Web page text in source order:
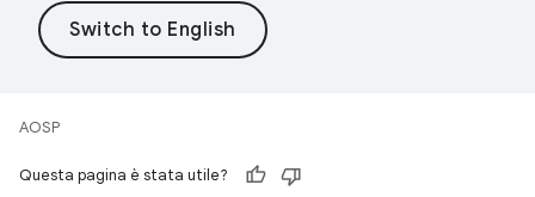
AOSP
Questa pagina è stata utile?